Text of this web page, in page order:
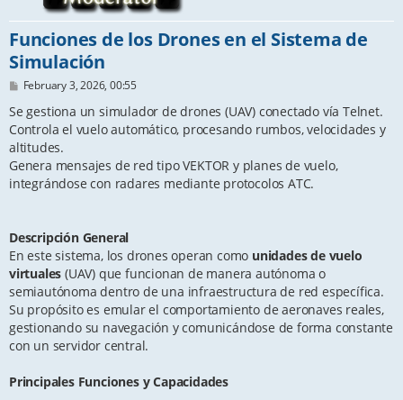
Funciones de los Drones en el Sistema de
Simulación
P
s
February 3, 2026, 00:55
Se gestiona un simulador de drones (UAV) conectado vía Telnet.
Controla el vuelo automático, procesando rumbos, velocidades y
altitudes.
Genera mensajes de red tipo VEKTOR y planes de vuelo,
integrándose con radares mediante protocolos ATC.
Descripción General
En este sistema, los drones operan como unidades de vuelo
virtuales (UAV) que funcionan de manera autónoma o
semiautónoma dentro de una infraestructura de red específica.
Su propósito es emular el comportamiento de aeronaves reales,
gestionando su navegación y comunicándose de forma constante
con un servidor central.
Principales Funciones y Capacidades